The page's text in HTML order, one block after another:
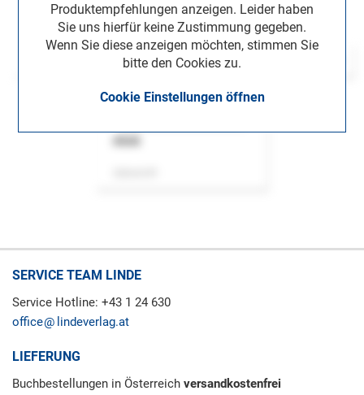
Produktempfehlungen anzeigen. Leider haben
Sie uns hierfür keine Zustimmung gegeben.
Wenn Sie diese anzeigen möchten, stimmen Sie
bitte den Cookies zu.
Cookie Einstellungen öffnen
SERVICE TEAM LINDE
Service Hotline: +43 1 24 630
office
lindeverlag.at
LIEFERUNG
Buchbestellungen in Österreich versandkostenfrei